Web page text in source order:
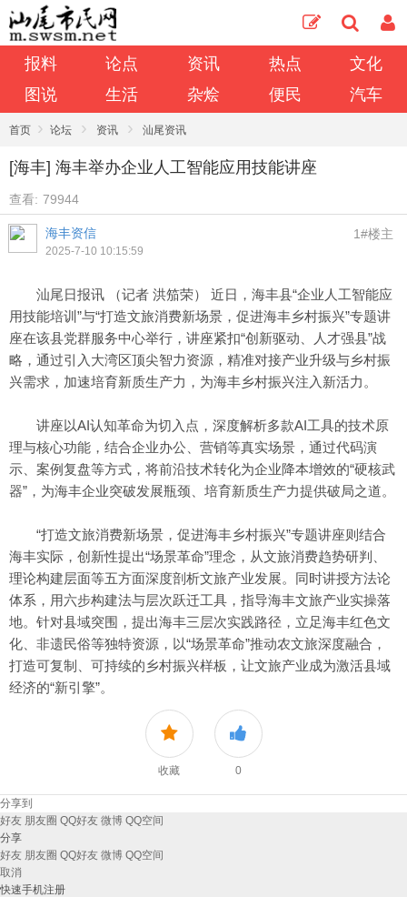
报料 论点 资讯 热点
文化
图说
生活 杂烩 便民 汽车
首页 › 论坛 › 资讯 › 汕尾资讯
[海丰] 海丰举办企业人工智能应用技能讲座
查看: 79944
海丰资信
2025-7-10 10:15:59
1#楼主
汕尾日报讯 （记者 洪笳荣） 近日，海丰县“企业人工智能应
用技能培训”与“打造文旅消费新场景，促进海丰乡村振兴”专题讲
座在该县党群服务中心举行，讲座紧扣“创新驱动、人才强县”战
略，通过引入大湾区顶尖智力资源，精准对接产业升级与乡村振
兴需求，加速培育新质生产力，为海丰乡村振兴注入新活力。
讲座以AI认知革命为切入点，深度解析多款AI工具的技术原
理与核心功能，结合企业办公、营销等真实场景，通过代码演
示、案例复盘等方式，将前沿技术转化为企业降本增效的“硬核武
器”，为海丰企业突破发展瓶颈、培育新质生产力提供破局之道。
“打造文旅消费新场景，促进海丰乡村振兴”专题讲座则结合
海丰实际，创新性提出“场景革命”理念，从文旅消费趋势研判、
理论构建层面等五方面深度剖析文旅产业发展。同时讲授方法论
体系，用六步构建法与层次跃迁工具，指导海丰文旅产业实操落
地。针对县域突围，提出海丰三层次实践路径，立足海丰红色文
化、非遗民俗等独特资源，以“场景革命”推动农文旅深度融合，
打造可复制、可持续的乡村振兴样板，让文旅产业成为激活县域
经济的“新引擎”。
收藏 0
分享到
好友 朋友圈 QQ好友 微博 QQ空间
分享
好友 朋友圈 QQ好友 微博 QQ空间
取消
快速手机注册